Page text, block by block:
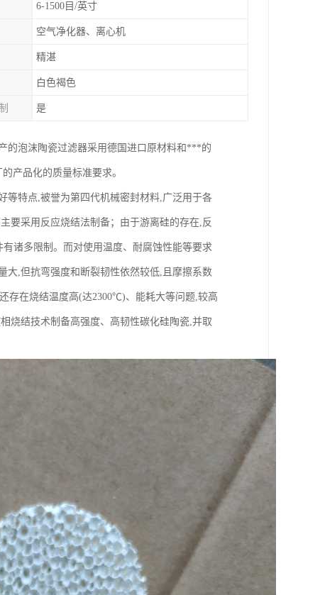
6-1500目/英寸
空气净化器、离心机
精湛
白色褐色
是
的泡沫陶瓷过滤器采用德国进口原材料和***的
产品化的质量标准要求。
等特点,被誉为第四代机械密封材料,广泛用于各
要采用反应烧结法制备；由于游离硅的存在,反
诸多限制。而对使用温度、耐腐蚀性能等要求
大,但抗弯强度和断裂韧性依然较低,且摩擦系数
存在烧结温度高(达2300℃)、能耗大等问题,较高
烧结技术制备高强度、高韧性碳化硅陶瓷,并取